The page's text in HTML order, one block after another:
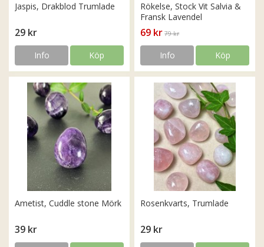
Jaspis, Drakblod Trumlade
29 kr
Info Köp
Rökelse, Stock Vit Salvia &
Fransk Lavendel
69 kr 79 kr
Info Köp
Ametist, Cuddle stone Mörk
39 kr
Rosenkvarts, Trumlade
29 kr